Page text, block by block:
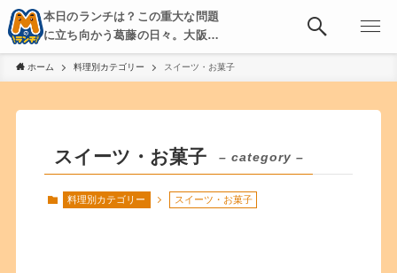
本日のランチは？この重大な問題
に立ち向かう葛藤の日々。大阪・
京都・神戸を中心とした食べ歩
き、飲み歩きを綴る。
ホーム 料理別カテゴリー スイーツ・お菓子
スイーツ・お菓子 – category –
料理別カテゴリー スイーツ・お菓子